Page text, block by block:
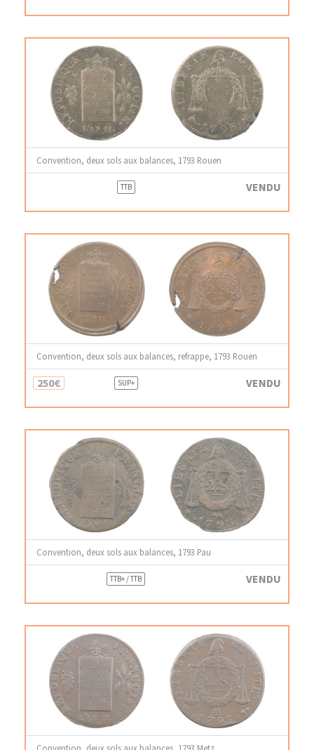
Convention, deux sols aux balances, 1793 Rouen
TTB VENDU
Convention, deux sols aux balances, refrappe, 1793 Rouen
250€ SUP+ VENDU
Convention, deux sols aux balances, 1793 Pau
TTB+ / TTB VENDU